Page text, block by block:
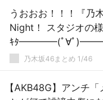
うおおお！！！『乃
Night！ スタジオの
ｷﾀ━━━━(ﾟ∀ﾟ
乃木坂46まとめ 1/46
【AKB48G】アンチ